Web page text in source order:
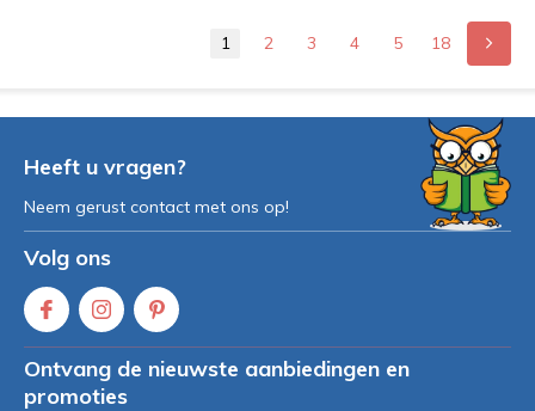
1 2 3 4 5 18
Heeft u vragen?
Neem gerust contact met ons op!
Volg ons
Ontvang de nieuwste aanbiedingen en
promoties